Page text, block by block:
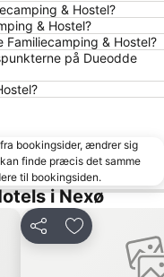
& Hostel?
& Hostel?
& Hostel?
på Dueodde
bookingsider, ændrer sig
finde præcis det samme
til bookingsiden.
i Nexø
Del Føj til